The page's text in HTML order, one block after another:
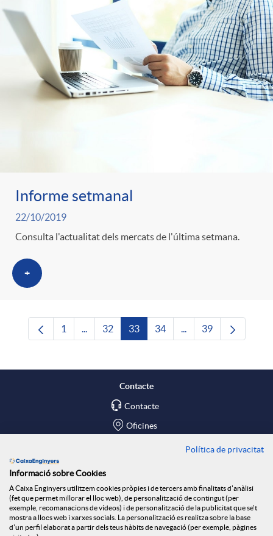
Informe setmanal
22/10/2019
Consulta l'actualitat dels mercats de l'última setmana.
+
Pàgina
1 Pàgines intermèdies Utilitzeu TAB per
Pàgina
32 Pàgina
33 Pàgina
34 Pàgines intermèdies
Pàgina
39
Contacte
Contacte
Oficines
Social Room
Política de privacitat
Informació sobre Cookies
A Caixa Enginyers utilitzem cookies pròpies i de tercers amb finalitats d'anàlisi
(fet que permet millorar el lloc web), de personalització de contingut (per
exemple, recomanacions de vídeos) i de personalització de la publicitat que se't
mostra a llocs web i xarxes socials. La personalització es realitza sobre la base
d'un perfil elaborat a partir dels teus hàbits de navegació (per exemple, pàgines